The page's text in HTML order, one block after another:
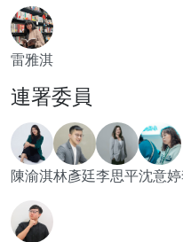
雷雅淇
連署委員
陳渝淇林彥廷李思平沈意婷